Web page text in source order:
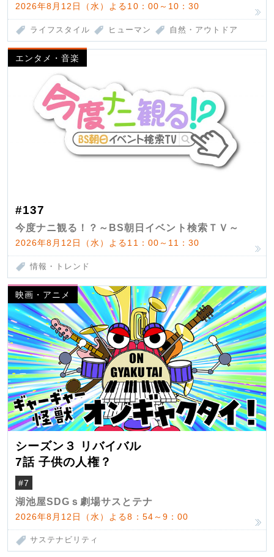
2026年8月12日（水）よる10：00～10：30
ライフスタイル ヒューマン 自然・アウトドア
エンタメ・音楽
#137
今度ナニ観る！？～BS朝日イベント検索ＴＶ～
2026年8月12日（水）よる11：00～11：30
情報・トレンド
映画・アニメ
シーズン３ リバイバル
7話 子供の人権？
#7
湖池屋SDGｓ劇場サスとテナ
2026年8月12日（水）よる8：54～9：00
サステナビリティ